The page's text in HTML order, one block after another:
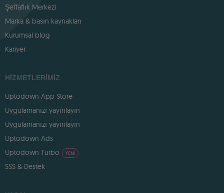
Şeffaflık Merkezi
Marka & basın kaynakları
Kurumsal blog
Kariyer
HIZMETLERIMIZ
Uptodown App Store
Uygulamanızı yayınlayın
Uygulamanızı yayınlayın
Uptodown Ads
Uptodown Turbo
YENI
SSS & Destek